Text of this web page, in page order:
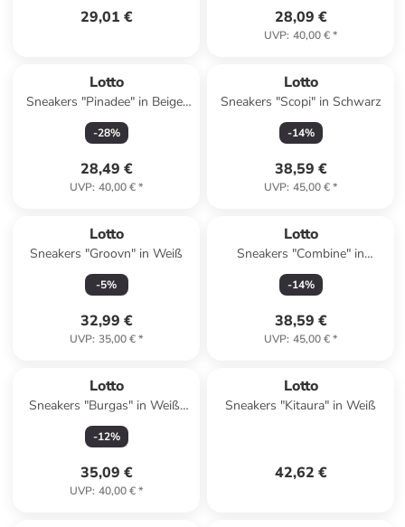
29,01 € 28,09 €
UVP: 40,00 €*
Lotto
Sneakers "Pinadee" in Beige/
Rot
-28%
28,49 €
UVP: 40,00 €*
Lotto
Sneakers "Scopi" in Schwarz
-14%
38,59 €
UVP: 45,00 €*
Lotto
Sneakers "Groovn" in Weiß
-5%
32,99 €
UVP: 35,00 €*
Lotto
Sneakers "Combine" in
Schwarz
-14%
38,59 €
UVP: 45,00 €*
Lotto
Sneakers "Burgas" in Weiß/
Grün
-12%
35,09 €
UVP: 40,00 €*
Lotto
Sneakers "Kitaura" in Weiß
42,62 €